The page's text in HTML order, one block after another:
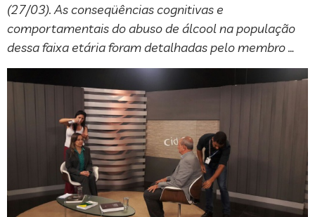
(27/03). As conseqüências cognitivas e
comportamentais do abuso de álcool na população
dessa faixa etária foram detalhadas pelo membro …